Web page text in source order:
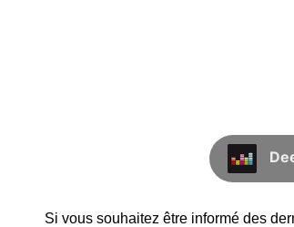
Si vous souhaitez être informé des